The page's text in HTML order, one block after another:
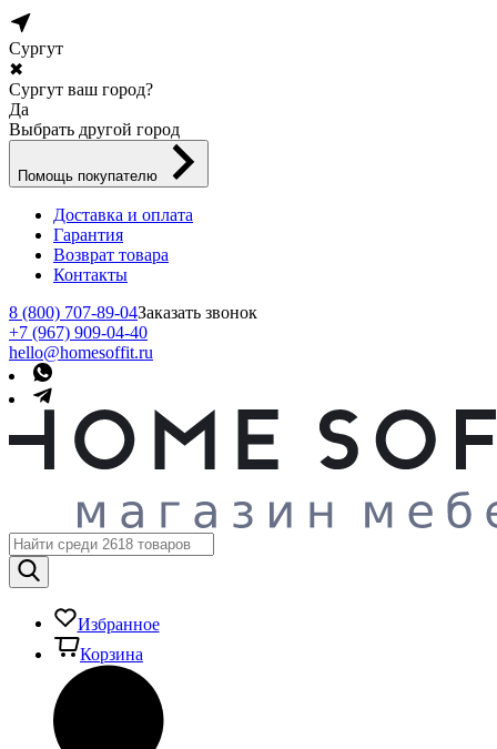
Сургут
✖
Сургут ваш город?
Да
Выбрать другой город
Помощь покупателю
Доставка и оплата
Гарантия
Возврат товара
Контакты
8 (800) 707-89-04Заказать звонок
+7 (967) 909-04-40
hello@homesoffit.ru
Избранное
Корзина